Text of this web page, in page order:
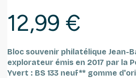
12,99 €
Bloc souvenir philatélique Jean-
explorateur émis en 2017 par la
Yvert : BS 133 neuf** gomme